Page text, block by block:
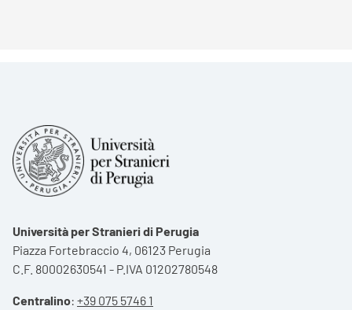
Università per Stranieri di Perugia
Piazza Fortebraccio 4, 06123 Perugia
C.F. 80002630541 - P.IVA 01202780548
Centralino: +39 075 5746 1